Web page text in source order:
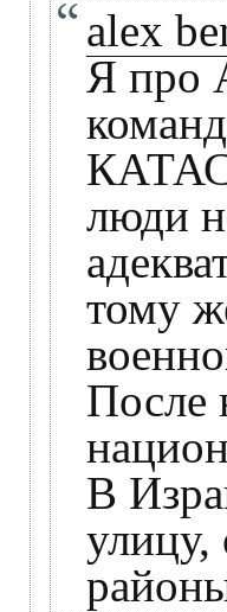
alex
Я про
люди
тому
После
В
улицу,